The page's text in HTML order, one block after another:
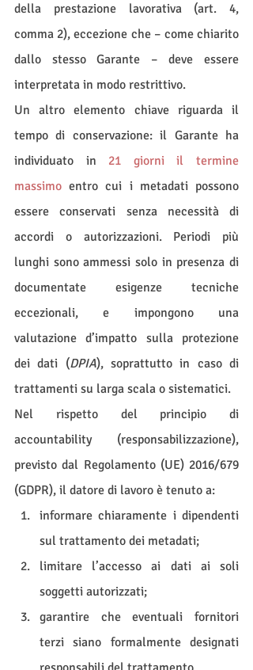
della prestazione lavorativa (art. 4,
comma 2), eccezione che – come chiarito
dallo stesso Garante – deve essere
interpretata in modo restrittivo.
Un altro elemento chiave riguarda il
tempo di conservazione: il Garante ha
individuato in 21 giorni il termine
massimo entro cui i metadati possono
essere conservati senza necessità di
accordi o autorizzazioni. Periodi più
lunghi sono ammessi solo in presenza di
documentate esigenze tecniche
eccezionali, e impongono una
valutazione d’impatto sulla protezione
dei dati (DPIA), soprattutto in caso di
trattamenti su larga scala o sistematici.
Nel rispetto del principio di
accountability (responsabilizzazione),
previsto dal Regolamento (UE) 2016/679
(GDPR), il datore di lavoro è tenuto a:
informare chiaramente i dipendenti
sul trattamento dei metadati;
limitare l’accesso ai dati ai soli
soggetti autorizzati;
garantire che eventuali fornitori
terzi siano formalmente designati